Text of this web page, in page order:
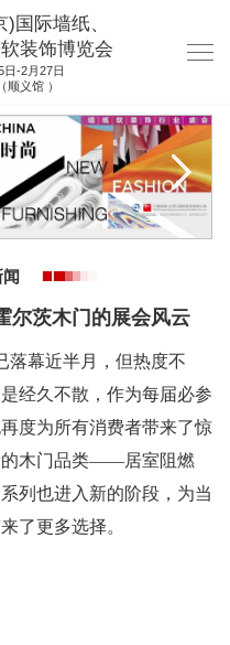
国际墙纸、
装饰博览会
日-2月27日
顺义馆 ）
尔茨木门的展会风云
落幕近半月，但热度不
经久不散，作为每届必参
度为所有消费者带来了惊
的木门品类——居室阻燃
列也进入新的阶段，为当
了更多选择。